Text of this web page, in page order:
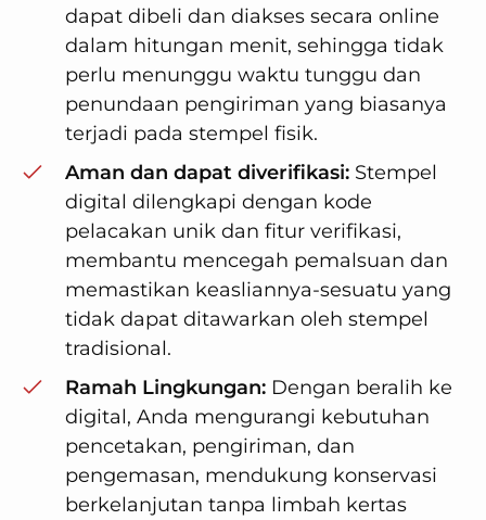
dapat dibeli dan diakses secara online
dalam hitungan menit, sehingga tidak
perlu menunggu waktu tunggu dan
penundaan pengiriman yang biasanya
terjadi pada stempel fisik.
Aman dan dapat diverifikasi:Stempel
digital dilengkapi dengan kode
pelacakan unik dan fitur verifikasi,
membantu mencegah pemalsuan dan
memastikan keasliannya-sesuatu yang
tidak dapat ditawarkan oleh stempel
tradisional.
Ramah Lingkungan:Dengan beralih ke
digital, Anda mengurangi kebutuhan
pencetakan, pengiriman, dan
pengemasan, mendukung konservasi
berkelanjutan tanpa limbah kertas